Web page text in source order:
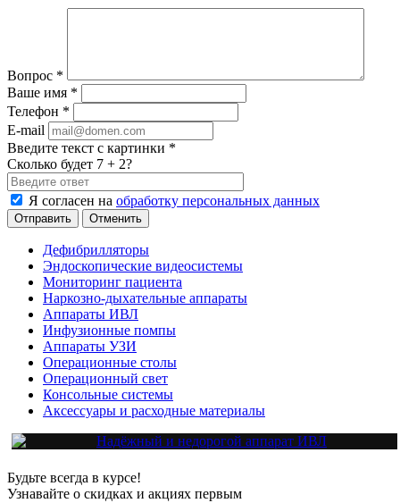
Вопрос *
Ваше имя *
Телефон *
E-mail
Введите текст с картинки *
Сколько будет 7 + 2?
Я согласен на обработку персональных данных
Отменить
Дефибрилляторы
Эндоскопические видеосистемы
Мониторинг пациента
Наркозно-дыхательные аппараты
Аппараты ИВЛ
Инфузионные помпы
Аппараты УЗИ
Операционные столы
Операционный свет
Консольные системы
Аксессуары и расходные материалы
Будьте всегда в курсе!
Узнавайте о скидках и акциях первым